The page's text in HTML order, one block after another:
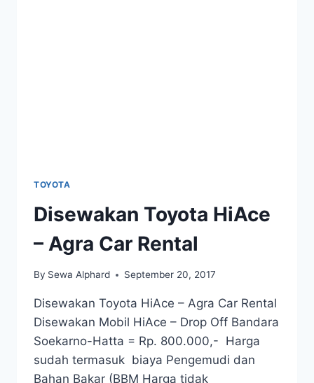
TOYOTA
Disewakan Toyota HiAce
– Agra Car Rental
By Sewa Alphard September 20, 2017
Disewakan Toyota HiAce – Agra Car Rental
Disewakan Mobil HiAce – Drop Off Bandara
Soekarno-Hatta = Rp. 800.000,- Harga
sudah termasuk biaya Pengemudi dan
Bahan Bakar (BBM Harga tidak